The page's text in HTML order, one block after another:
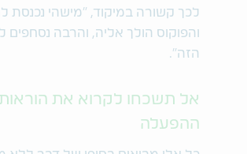
לכך קשורה במיקוד, "מישהי נכנסת
והפוקוס הולך אליה, והרבה נסחפים
הזה".
אל תשכחו לקרוא את הוראות
ההפעלה